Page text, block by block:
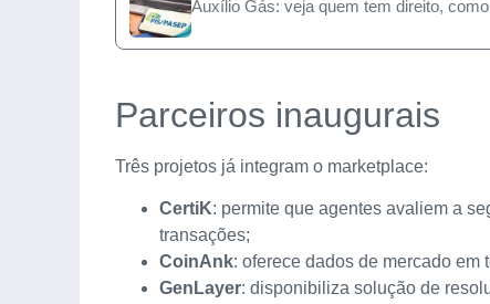
Auxílio Gás: veja quem tem direito,
Parceiros inaugurais
Três projetos já integram o marketplace:
CertiK: permite que agentes avaliem a
transações;
CoinAnk: oferece dados de mercado em
GenLayer: disponibiliza solução de